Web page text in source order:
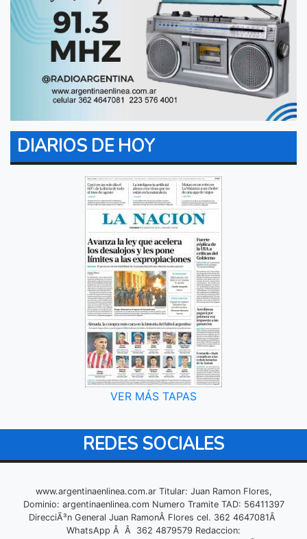
DIARIOS DE HOY
VER MÁS TAPAS
REDES SOCIALES
www.argentinaenlinea.com.ar Titular: Juan Ramon Flores,
Dominio: argentinaenlinea.com Numero Tramite TAD: 56411397
DirecciÃ³n General Juan RamonÂ Flores cel. 362 4647081Â
WhatsApp Â Â 362 4879579 Redaccion: